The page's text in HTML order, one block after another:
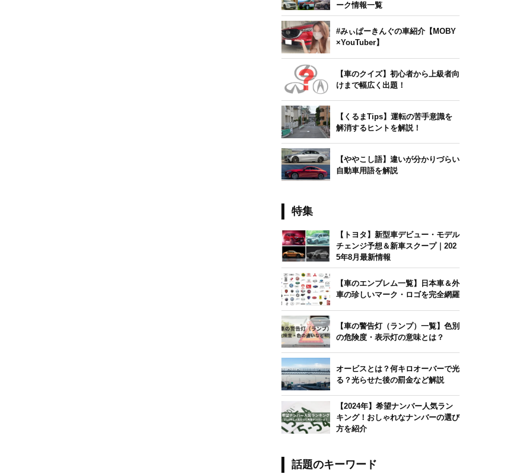
ーク情報一覧
#みぃぱーきんぐの車紹介【MOBY
×YouTuber】
【車のクイズ】初心者から上級者向
けまで幅広く出題！
【くるまTips】運転の苦手意識を
解消するヒントを解説！
【ややこし語】違いが分かりづらい
自動車用語を解説
特集
【トヨタ】新型車デビュー・モデル
チェンジ予想＆新車スクープ｜202
5年8月最新情報
【車のエンブレム一覧】日本車＆外
車の珍しいマーク・ロゴを完全網羅
【車の警告灯（ランプ）一覧】色別
の危険度・表示灯の意味とは？
オービスとは？何キロオーバーで光
る？光らせた後の罰金など解説
【2024年】希望ナンバー人気ラン
キング！おしゃれなナンバーの選び
方を紹介
話題のキーワード